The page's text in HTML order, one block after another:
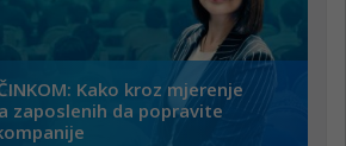
Kako kroz mjerenje
zaposlenih da popravite